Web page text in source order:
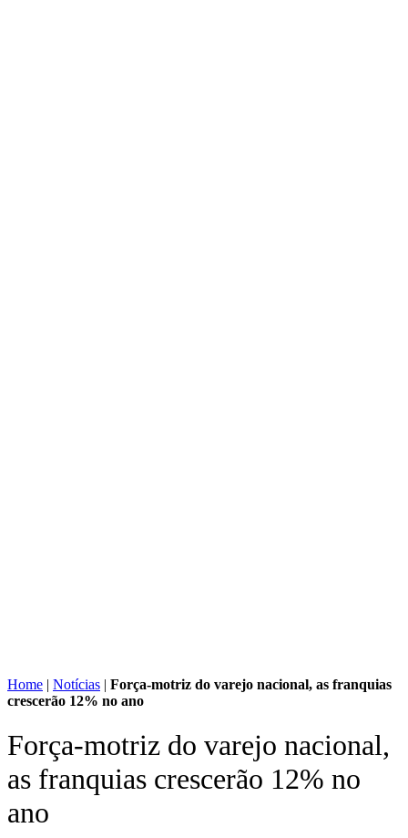
Home | Notícias | Força-motriz do varejo nacional, as franquias
crescerão 12% no ano
Força-motriz do varejo nacional,
as franquias crescerão 12% no
ano